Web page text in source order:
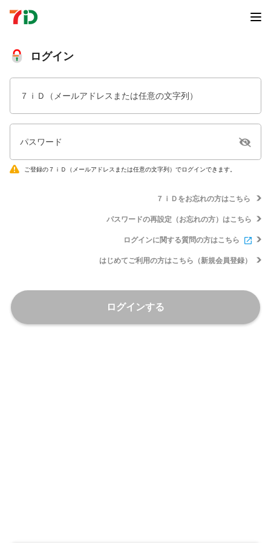
ログイン
７ｉＤ（メールアドレスまたは任意の文字列）
パスワード
ご登録の７ｉＤ（メールアドレスまたは任意の文字列）でログインできます。
７ｉＤをお忘れの方はこちら
パスワードの再設定（お忘れの方）はこちら
ログインに関する質問の方はこちら
はじめてご利用の方はこちら（新規会員登録）
ログインする